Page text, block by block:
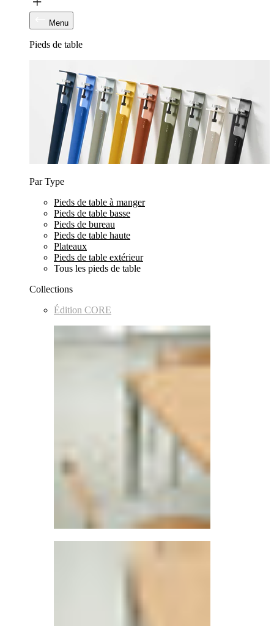
Menu
Pieds de table
Par Type
Pieds de table à manger
Pieds de table basse
Pieds de bureau
Pieds de table haute
Plateaux
Pieds de table extérieur
Tous les pieds de table
Collections
Édition CORE